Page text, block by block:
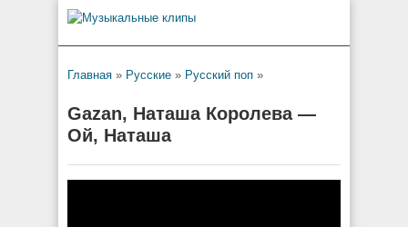
Главная » Русские » Русский поп »
Gazan, Наташа Королева —
Ой, Наташа